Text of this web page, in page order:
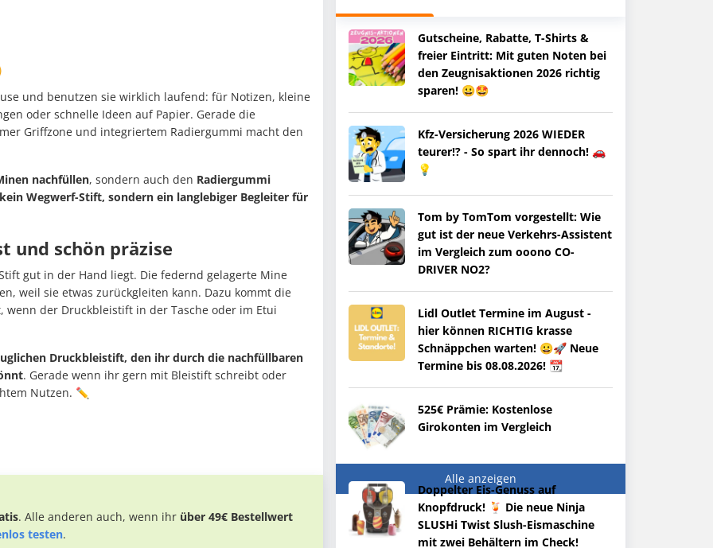
und benutzen sie wirklich laufend: für Notizen, kleine
oder schnelle Ideen auf Papier. Gerade die
Griffzone und integriertem Radiergummi macht den
nachfüllen, sondern auch den Radiergummi
kein Wegwerf-Stift, sondern ein langlebiger Begleiter für
und schön präzise
gut in der Hand liegt. Die federnd gelagerte Mine
weil sie etwas zurückgleiten kann. Dazu kommt die
wenn der Druckbleistift in der Tasche oder im Etui
Druckbleistift, den ihr durch die nachfüllbaren
. Gerade wenn ihr gern mit Bleistift schreibt oder
Nutzen. ✏️
. Alle anderen auch, wenn ihr über 49€ Bestellwert
testen.
Gutscheine, Rabatte, T-Shirts &
freier Eintritt: Mit guten Noten bei
den Zeugnisaktionen 2026 richtig
sparen! 😀🤩
Kfz-Versicherung 2026 WIEDER
teurer!? - So spart ihr dennoch! 🚗
💡
Tom by TomTom vorgestellt: Wie
gut ist der neue Verkehrs-Assistent
im Vergleich zum ooono CO-
DRIVER NO2?
Lidl Outlet Termine im August -
hier können RICHTIG krasse
Schnäppchen warten! 😀🚀 Neue
Termine bis 08.08.2026! 📆
525€ Prämie: Kostenlose
Girokonten im Vergleich
Alle anzeigen
Doppelter Eis-Genuss auf
Knopfdruck! 🍹 Die neue Ninja
SLUSHi Twist Slush-Eismaschine
mit zwei Behältern im Check!